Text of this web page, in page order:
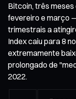
Bitcoin, três
fevereiro e março
trimestrais a
Index caiu para 8
extremamente
prolongado de
2022.